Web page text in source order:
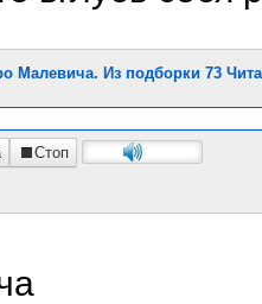
Малевича. Из подборки 73
Стоп